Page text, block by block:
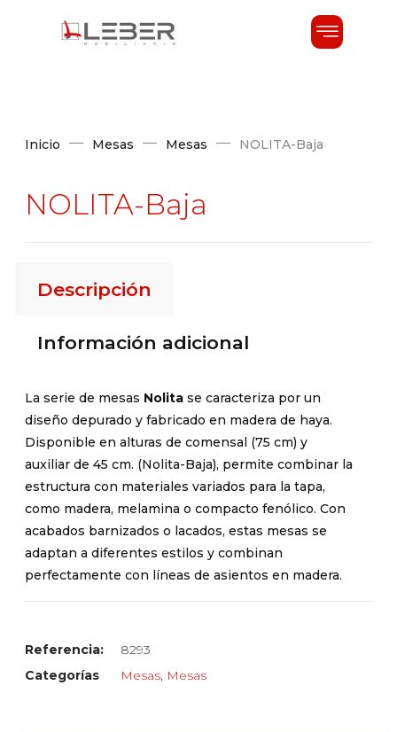
Inicio Mesas Mesas NOLITA-Baja
NOLITA-Baja
Descripción
Información adicional
La serie de mesas Nolitase caracteriza por un
diseño depurado y fabricado en madera de haya.
Disponible en alturas de comensal (75 cm) y
auxiliar de 45 cm. (Nolita-Baja), permite combinar la
estructura con materiales variados para la tapa,
como madera, melamina o compacto fenólico. Con
acabados barnizados o lacados, estas mesas se
adaptan a diferentes estilos y combinan
perfectamente con líneas de asientos en madera.
Referencia:
8293
Categorías
Mesas, Mesas